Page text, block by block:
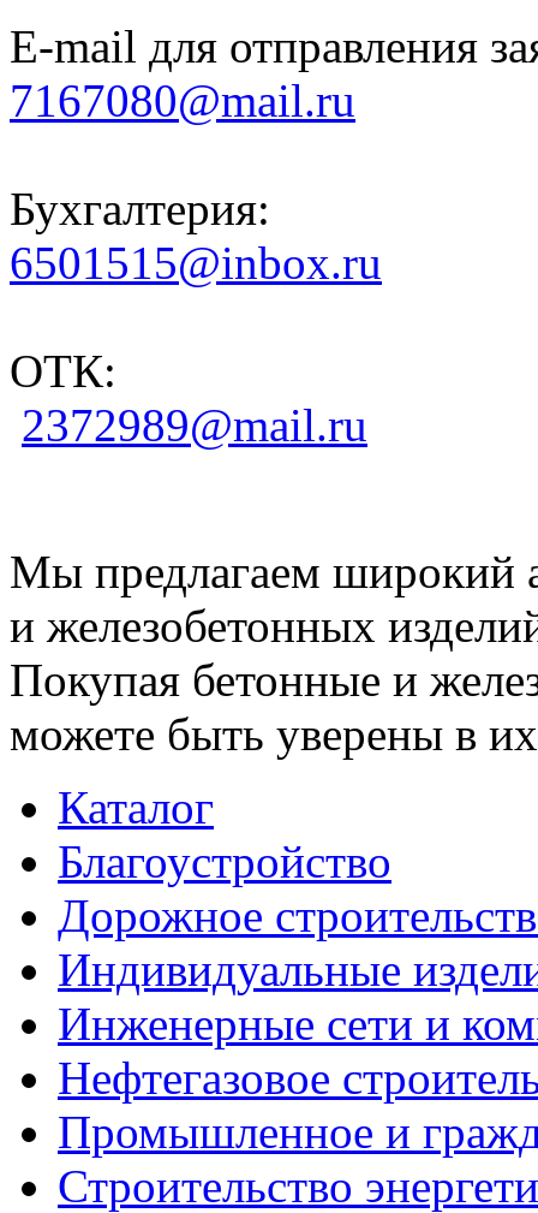
E-mail для отправления
7167080@mail.ru
Бухгалтерия:
6501515@inbox.ru
ОТК:
2372989@mail.ru
Мы предлагаем широкий
и железобетонных
Покупая бетонные и
можете быть уверены в их
Каталог
Благоустройство
Дорожное
Индивидуальные
Инженерные сети и
Нефтегазовое
Промышленное и
Строительство